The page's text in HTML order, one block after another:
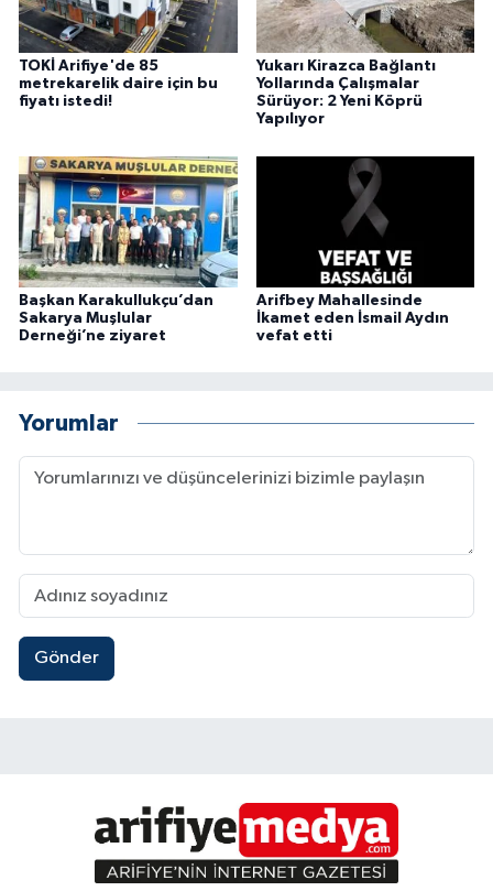
TOKİ Arifiye'de 85
metrekarelik daire için bu
fiyatı istedi!
Yukarı Kirazca Bağlantı
Yollarında Çalışmalar
Sürüyor: 2 Yeni Köprü
Yapılıyor
Başkan Karakullukçu’dan
Sakarya Muşlular
Derneği’ne ziyaret
Arifbey Mahallesinde
İkamet eden İsmail Aydın
vefat etti
Yorumlar
Gönder